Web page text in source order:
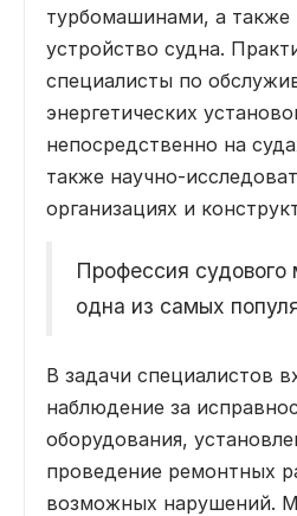
турбомашинами, а также
устройство судна.
специалисты по
энергетических
непосредственно на
также научно-
организациях и
Профессия
одна из самых
В задачи специалистов
наблюдение за
оборудования,
проведение ремонтных
возможных нарушений.